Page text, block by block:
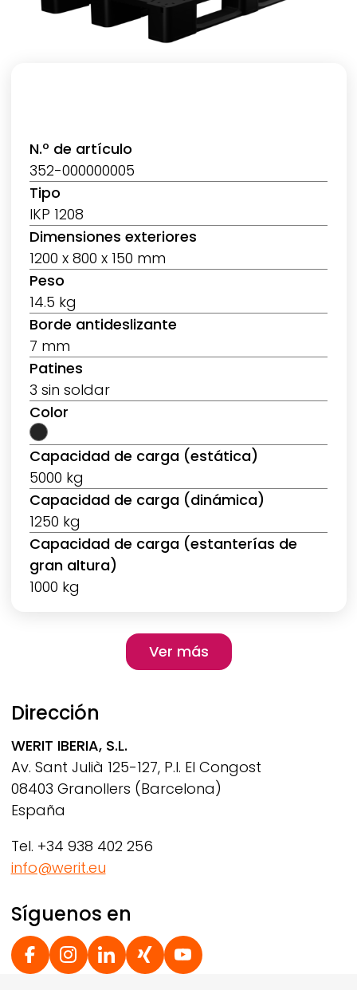
N.º de artículo
352-000000005
Tipo
IKP 1208
Dimensiones exteriores
1200 x 800 x 150 mm
Peso
14.5 kg
Borde antideslizante
7 mm
Patines
3 sin soldar
Color
Capacidad de carga (estática)
5000 kg
Capacidad de carga (dinámica)
1250 kg
Capacidad de carga (estanterías de
gran altura)
1000 kg
Pagination
Ver más
Ver más
Dirección
WERIT IBERIA, S.L.
Av. Sant Julià 125-127, P.I. El Congost
08403 Granollers (Barcelona)
España
Tel. +34 938 402 256
info@werit.eu
Síguenos en
Social Footer